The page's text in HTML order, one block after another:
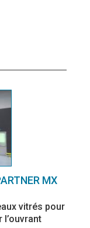
MX
vitrés pour